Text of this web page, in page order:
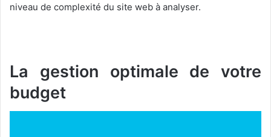
niveau de complexité du site web à analyser.
La gestion optimale de votre
budget